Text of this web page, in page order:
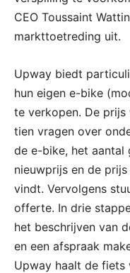
CEO Toussaint
markttoetreding uit.
Upway biedt
hun eigen e-bike
te verkopen. De
tien vragen over
de e-bike, het aantal
nieuwprijs en de
vindt. Vervolgens
offerte. In drie
het beschrijven van
en een afspraak
Upway haalt de fiets